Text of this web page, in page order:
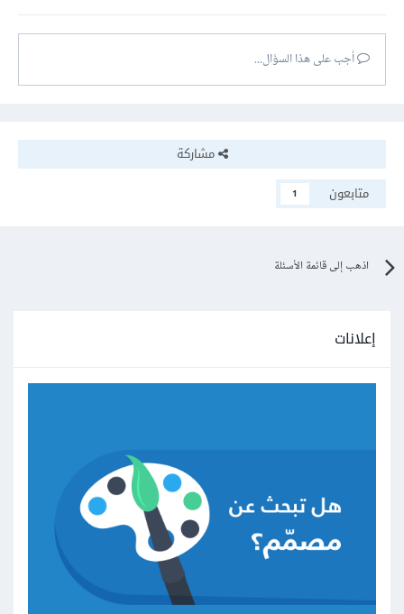
أجب على هذا السؤال...
مشاركة
متابعون
1
اذهب إلى قائمة الأسئلة
إعلانات